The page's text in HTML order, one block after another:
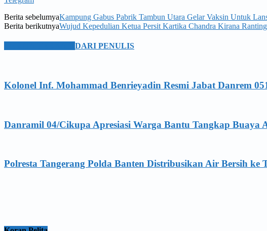
Berita sebelumyaKampung Gabus Pabrik Tambun Utara Gelar Vaksin Untuk
Berita berikutnyaWujud Kepedulian Ketua Persit Kartika Chandra Kirana
DARI PENULIS
Kolonel Inf. Mohammad Benrieyadin Resmi Jabat Danrem
Danramil 04/Cikupa Apresiasi Warga Bantu Tangkap Buaya
Polresta Tangerang Polda Banten Distribusikan Air Bersih